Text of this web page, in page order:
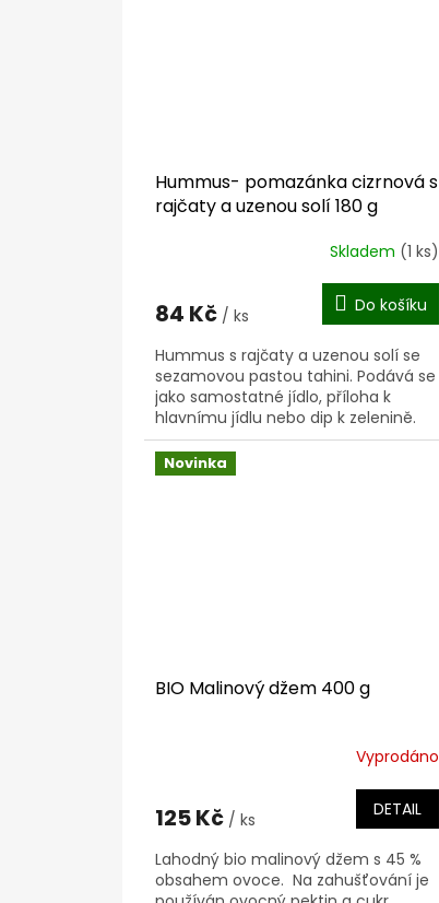
Hummus- pomazánka cizrnová s
rajčaty a uzenou solí 180 g
Skladem (1 ks)
84 Kč / ks Do košíku
Hummus s rajčaty a uzenou solí se
sezamovou pastou tahini. Podává se
jako samostatné jídlo, příloha k
hlavnímu jídlu nebo dip k zelenině.
Základní ingrediencí je cizrna, která...
Novinka
BIO Malinový džem 400 g
Vyprodáno
125 Kč / ks DETAIL
Lahodný bio malinový džem s 45 %
obsahem ovoce. Na zahušťování je